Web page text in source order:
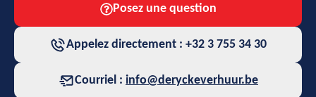
Posez une question
Appelez directement : +32 3 755 34 30
Courriel : info@deryckeverhuur.be